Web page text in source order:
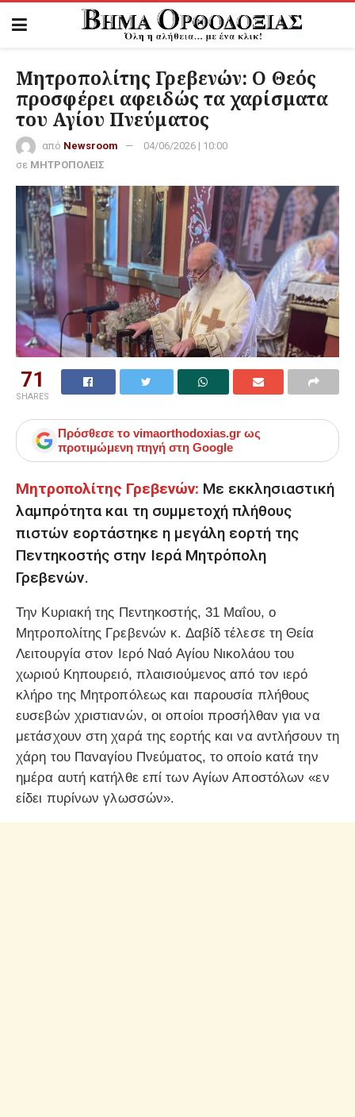
Μητροπολίτης Γρεβενών: Ο Θεός
προσφέρει αφειδώς τα χαρίσματα
του Αγίου Πνεύματος
από Newsroom
04/06/2026 | 10:00
σε ΜΗΤΡΟΠΟΛΕΙΣ
71
SHARES
Πρόσθεσε το vimaorthodoxias.gr ως
προτιμώμενη πηγή στη Google
Μητροπολίτης Γρεβενών: Με εκκλησιαστική
λαμπρότητα και τη συμμετοχή πλήθους
πιστών εορτάστηκε η μεγάλη εορτή της
Πεντηκοστής στην Ιερά Μητρόπολη
Γρεβενών.
Την Κυριακή της Πεντηκοστής, 31 Μαΐου, ο
Μητροπολίτης Γρεβενών κ. Δαβίδ τέλεσε τη Θεία
Λειτουργία στον Ιερό Ναό Αγίου Νικολάου του
χωριού Κηπουρειό, πλαισιούμενος από τον ιερό
κλήρο της Μητροπόλεως και παρουσία πλήθους
ευσεβών χριστιανών, οι οποίοι προσήλθαν για να
μετάσχουν στη χαρά της εορτής και να αντλήσουν τη
χάρη του Παναγίου Πνεύματος, το οποίο κατά την
ημέρα αυτή κατήλθε επί των Αγίων Αποστόλων «εν
είδει πυρίνων γλωσσών».